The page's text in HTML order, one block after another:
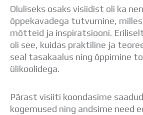
Kontaktid
Tööpakkumised
Oluliseks osaks visiidist oli ka
õppekavadega tutvumine,
mõtteid ja inspiratsiooni.
oli see, kuidas praktiline ja
seal tasakaalus ning õppimine
ülikoolidega.
Pärast visiiti koondasime
kogemused ning andsime need